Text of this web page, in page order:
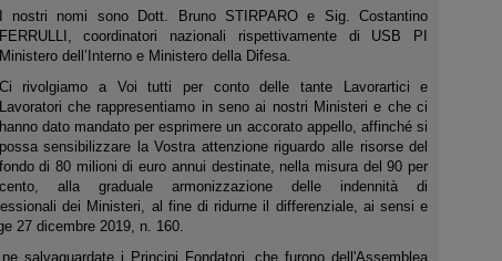
I nostri nomi sono Dott. Bruno STIRPARO e Sig. Costantino
FERRULLI, coordinatori nazionali rispettivamente di USB PI
Ministero dell’Interno e Ministero della Difesa.
Ci rivolgiamo a Voi tutti per conto delle tante Lavorartici e
Lavoratori che rappresentiamo in seno ai nostri Ministeri e che ci
hanno dato mandato per esprimere un accorato appello, affinché si
possa sensibilizzare la Vostra attenzione riguardo alle risorse del
fondo di 80 milioni di euro annui destinate, nella misura del 90 per
cento, alla graduale armonizzazione delle indennità di
dei Ministeri, al fine di ridurne il differenziale, ai sensi e
27 dicembre 2019, n. 160.
salvaguardate i Principi Fondatori, che furono dell'Assemblea